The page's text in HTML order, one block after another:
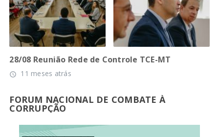
28/08 Reunião Rede de Controle TCE-MT
access_time 11 meses atrás
FORUM NACIONAL DE COMBATE À
CORRUPÇÃO